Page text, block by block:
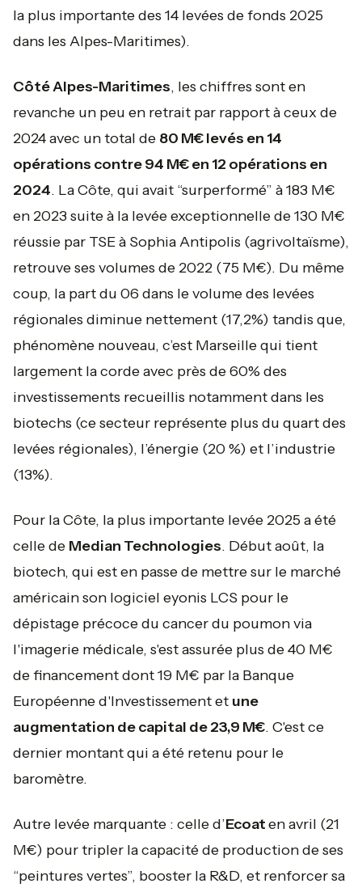
la plus importante des 14 levées de fonds 2025
dans les Alpes-Maritimes).
Côté Alpes-Maritimes, les chiffres sont en
revanche un peu en retrait par rapport à ceux de
2024 avec un total de 80 M€ levés en 14
opérations contre 94 M€ en 12 opérations en
2024. La Côte, qui avait “surperformé” à 183 M€
en 2023 suite à la levée exceptionnelle de 130 M€
réussie par TSE à Sophia Antipolis (agrivoltaïsme),
retrouve ses volumes de 2022 (75 M€). Du même
coup, la part du 06 dans le volume des levées
régionales diminue nettement (17,2%) tandis que,
phénomène nouveau, c’est Marseille qui tient
largement la corde avec près de 60% des
investissements recueillis notamment dans les
biotechs (ce secteur représente plus du quart des
levées régionales), l’énergie (20 %) et l’industrie
(13%).
Pour la Côte, la plus importante levée 2025 a été
celle de Median Technologies. Début août, la
biotech, qui est en passe de mettre sur le marché
américain son logiciel eyonis LCS pour le
dépistage précoce du cancer du poumon via
l'imagerie médicale, s'est assurée plus de 40 M€
de financement dont 19 M€ par la Banque
Européenne d'Investissement et une
augmentation de capital de 23,9 M€. C'est ce
dernier montant qui a été retenu pour le
baromètre.
Autre levée marquante : celle d’Ecoaten avril (21
M€) pour tripler la capacité de production de ses
“peintures vertes”, booster la R&D, et renforcer sa